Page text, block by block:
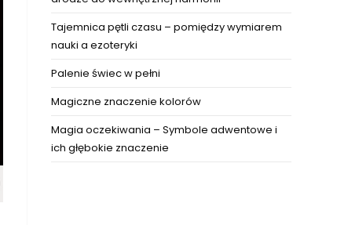
Tajemnica pętli czasu – pomiędzy wymiarem
nauki a ezoteryki
Palenie świec w pełni
Magiczne znaczenie kolorów
Magia oczekiwania – Symbole adwentowe i
ich głębokie znaczenie